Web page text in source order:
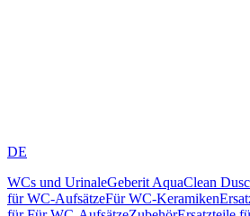
DE
WCs und UrinaleGeberit AquaClean
für WC-AufsätzeFür WC-Keramiken